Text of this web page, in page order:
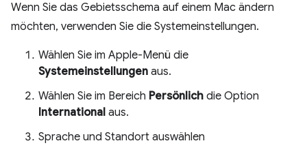
Wenn Sie das Gebietsschema auf einem Mac ändern
möchten, verwenden Sie die Systemeinstellungen.
Wählen Sie im Apple-Menü die
Systemeinstellungen aus.
Wählen Sie im Bereich Persönlich die Option
International aus.
Sprache und Standort auswählen